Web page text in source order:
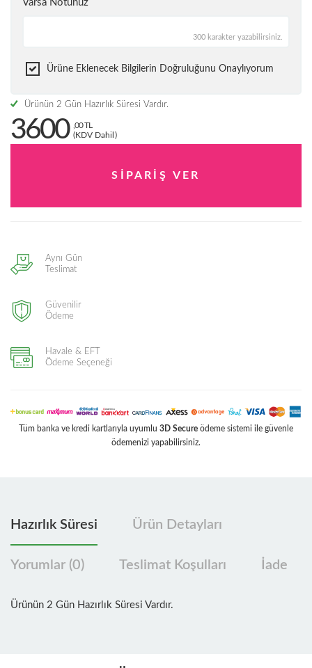
Varsa Notunuz
300 karakter yazabilirsiniz.
Ürüne Eklenecek Bilgilerin Doğruluğunu Onaylıyorum
Ürünün 2 Gün Hazırlık Süresi Vardır.
3600
,00 TL
(KDV Dahil)
Aynı Gün
Teslimat
Güvenilir
Ödeme
Havale & EFT
Ödeme Seçeneği
Tüm banka ve kredi kartlarıyla uyumlu 3D Secure ödeme sistemi ile güvenle
ödemenizi yapabilirsiniz.
Hazırlık Süresi Ürün Detayları
Yorumlar (0) Teslimat Koşulları İade
Ürünün 2 Gün Hazırlık Süresi Vardır.